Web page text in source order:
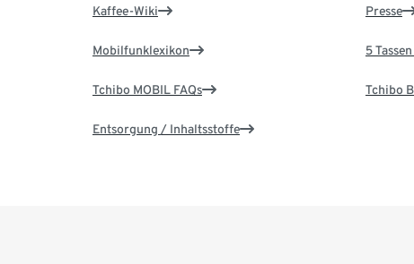
Kaffee-Wiki
Mobilfunklexikon
Tchibo MOBIL FAQs
Entsorgung / Inhaltsstoffe
Presse
5
Tchibo